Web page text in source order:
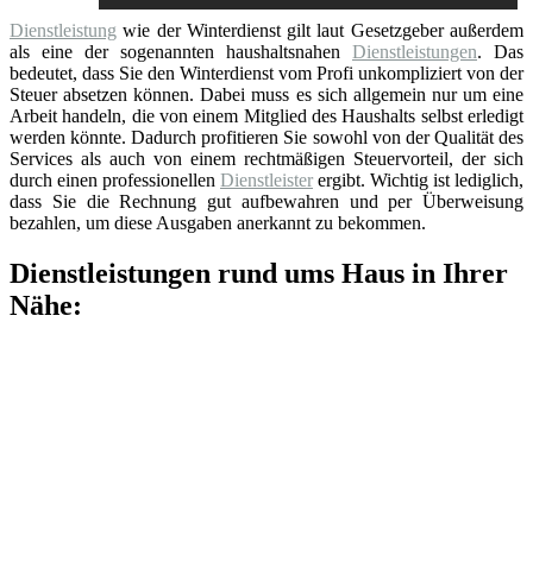
Dienstleistung wie der Winterdienst gilt laut Gesetzgeber außerdem
als eine der sogenannten haushaltsnahen Dienstleistungen. Das
bedeutet, dass Sie den Winterdienst vom Profi unkompliziert von der
Steuer absetzen können. Dabei muss es sich allgemein nur um eine
Arbeit handeln, die von einem Mitglied des Haushalts selbst erledigt
werden könnte. Dadurch profitieren Sie sowohl von der Qualität des
Services als auch von einem rechtmäßigen Steuervorteil, der sich
durch einen professionellen Dienstleister ergibt. Wichtig ist lediglich,
dass Sie die Rechnung gut aufbewahren und per Überweisung
bezahlen, um diese Ausgaben anerkannt zu bekommen.
Dienstleistungen rund ums Haus in Ihrer
Nähe: